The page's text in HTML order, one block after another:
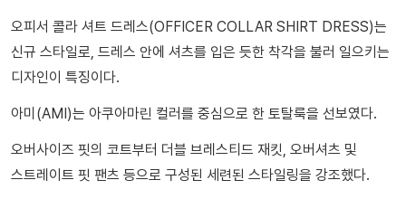
오피서 콜라 셔트 드레스(OFFICER COLLAR SHIRT DRESS)는
신규 스타일로, 드레스 안에 셔츠를 입은 듯한 착각을 불러 일으키는
디자인이 특징이다.
아미(AMI)는 아쿠아마린 컬러를 중심으로 한 토탈룩을 선보였다.
오버사이즈 핏의 코트부터 더블 브레스티드 재킷, 오버셔츠 및
스트레이트 핏 팬츠 등으로 구성된 세련된 스타일링을 강조했다.